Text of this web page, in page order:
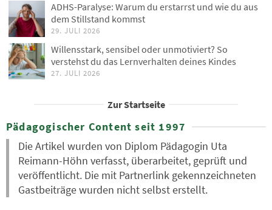
ADHS-Paralyse: Warum du erstarrst und wie du aus
dem Stillstand kommst
29. JULI 2026
Willensstark, sensibel oder unmotiviert? So
verstehst du das Lernverhalten deines Kindes
27. JULI 2026
Zur Startseite
Pädagogischer Content seit 1997
Die Artikel wurden von Diplom Pädagogin Uta
Reimann-Höhn verfasst, überarbeitet, geprüft und
veröffentlicht. Die mit Partnerlink gekennzeichneten
Gastbeiträge wurden nicht selbst erstellt.